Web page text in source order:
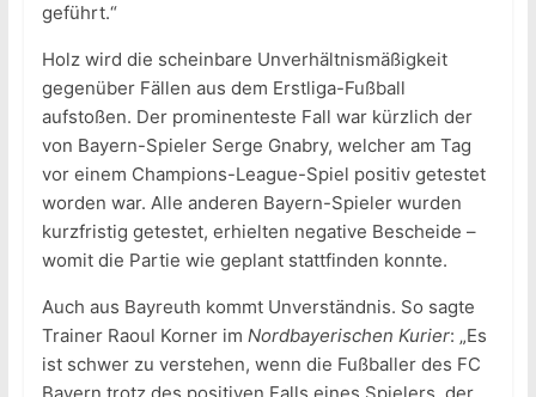
geführt.“
Holz wird die scheinbare Unverhältnismäßigkeit
gegenüber Fällen aus dem Erstliga-Fußball
aufstoßen. Der prominenteste Fall war kürzlich der
von Bayern-Spieler Serge Gnabry, welcher am Tag
vor einem Champions-League-Spiel positiv getestet
worden war. Alle anderen Bayern-Spieler wurden
kurzfristig getestet, erhielten negative Bescheide –
womit die Partie wie geplant stattfinden konnte.
Auch aus Bayreuth kommt Unverständnis. So sagte
Trainer Raoul Korner im Nordbayerischen Kurier: „Es
ist schwer zu verstehen, wenn die Fußballer des FC